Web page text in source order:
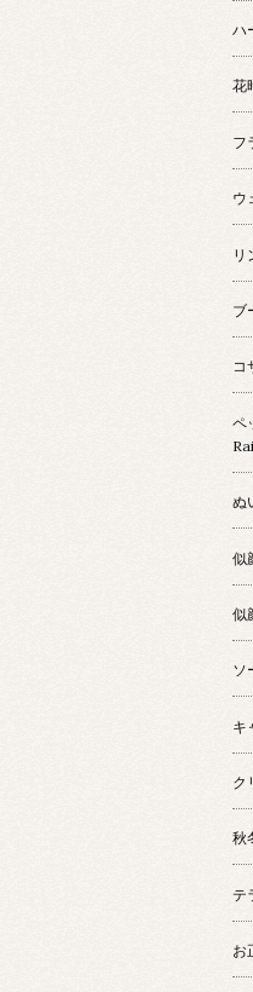
ハ
花
フ
ウ
リ
ブ
コ
ペ
ぬ
似
似
ソ
キ
ク
秋
テ
お